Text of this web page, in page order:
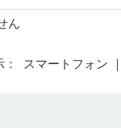
ん
： スマートフォン ｜